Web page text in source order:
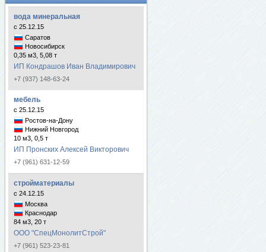
вода минеральная
с 25.12.15
Саратов
Новосибирск
0,35 м3, 5,08 т
ИП Кондрашов Иван Владимирович
+7 (937) 148-63-24
мебель
с 25.12.15
Ростов-на-Дону
Нижний Новгород
10 м3, 0,5 т
ИП Пронских Алексей Викторович
+7 (961) 631-12-59
стройматериалы
с 24.12.15
Москва
Краснодар
84 м3, 20 т
ООО "СпецМонолитСтрой"
+7 (961) 523-23-81